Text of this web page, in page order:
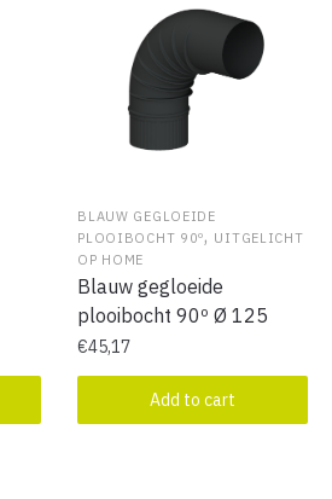
BLAUW GEGLOEIDE
PLOOIBOCHT 90º, UITGELICHT
OP HOME
Blauw gegloeide
plooibocht 90º Ø 125
€45,17
Add to cart